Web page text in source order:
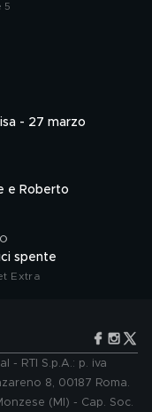
5
- 27 marzo
e Roberto
spente
Extra
- RTI S.p.A.: p. iva
8, 00187 Roma.
(MI) - Cap. Soc.